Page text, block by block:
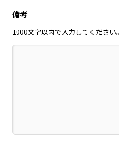
備考
1000文字以内で入力してください。